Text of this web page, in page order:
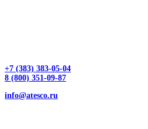
+7 (383) 383-05-04
8 (800) 351-09-87
info@atesco.ru